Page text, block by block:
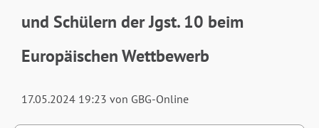
und Schülern der Jgst. 10 beim
Europäischen Wettbewerb
17.05.2024 19:23 von GBG-Online